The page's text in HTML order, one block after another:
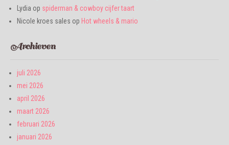
Lydia op spiderman & cowboy cijfer taart
Nicole kroes sales op Hot wheels & mario
Archieven
juli 2026
mei 2026
april 2026
maart 2026
februari 2026
januari 2026